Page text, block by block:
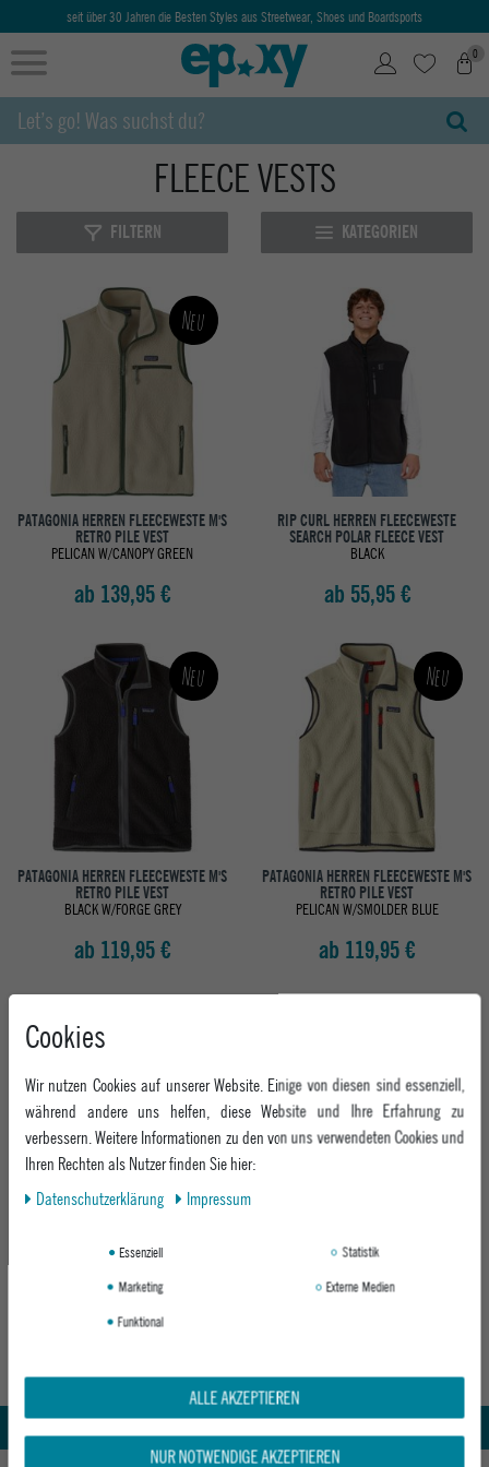
seit über 30 Jahren die Besten Styles aus Streetwear, Shoes und Boardsports
0
FLEECE VESTS
FILTERN KATEGORIEN
Neu
PATAGONIA HERREN FLEECEWESTE M'S
RETRO PILE VEST
PELICAN W/CANOPY GREEN
ab 139,95 €
RIP CURL HERREN FLEECEWESTE
SEARCH POLAR FLEECE VEST
BLACK
ab 55,95 €
Neu
PATAGONIA HERREN FLEECEWESTE M'S
RETRO PILE VEST
BLACK W/FORGE GREY
ab 119,95 €
Neu
PATAGONIA HERREN FLEECEWESTE M'S
RETRO PILE VEST
PELICAN W/SMOLDER BLUE
ab 119,95 €
RETRO PILE VEST
Whatsapp Support
Kauf auf Rechnung
Abholung in den Epoxy Stores
Cookies
Wir nutzen Cookies auf unserer Website. Einige von diesen sind essenziell,
während andere uns helfen, diese Website und Ihre Erfahrung zu
verbessern. Weitere Informationen zu den von uns verwendeten Cookies und
Ihren Rechten als Nutzer finden Sie hier:
Daten­schutz­erklärung
Impressum
Essenziell
Statistik
Marketing
Externe Medien
Funktional
ALLE AKZEPTIEREN
NUR NOTWENDIGE AKZEPTIEREN